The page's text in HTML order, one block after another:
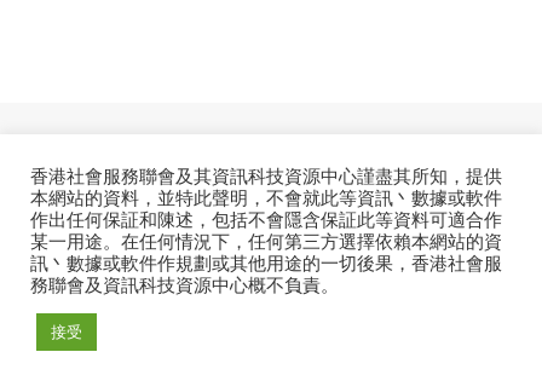
ESSENTIAL
© 2026. Information Technology Resource Centre. All
香港社會服務聯會及其資訊科技資源中心謹盡其所知，提供
本網站的資料，並特此聲明，不會就此等資訊丶數據或軟件
作出任何保証和陳述，包括不會隱含保証此等資料可適合作
某一用途。在任何情況下，任何第三方選擇依賴本網站的資
訊丶數據或軟件作規劃或其他用途的一切後果，香港社會服
務聯會及資訊科技資源中心概不負責。
接受